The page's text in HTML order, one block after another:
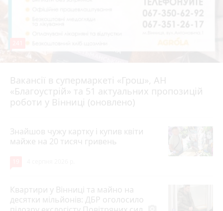
Вакансії в супермаркеті «Грош», АН
«Благоустрій» та 51 актуальних пропозицій
роботи у Вінниці (оновлено)
4 серпня 2026 р.
Знайшов чужу картку і купив квіти
майже на 20 тисяч гривень
Квартири у Вінниці та майно на
десятки мільйонів: ДБР оголосило